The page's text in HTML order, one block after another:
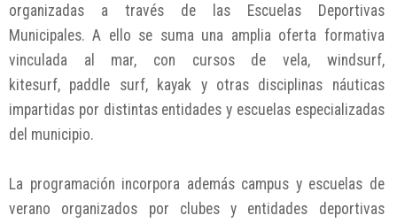
organizadas a través de las Escuelas Deportivas
Municipales. A ello se suma una amplia oferta formativa
vinculada al mar, con cursos de vela, windsurf,
kitesurf, paddle surf, kayak y otras disciplinas náuticas
impartidas por distintas entidades y escuelas especializadas
del municipio.
La programación incorpora además campus y escuelas de
verano organizados por clubes y entidades deportivas